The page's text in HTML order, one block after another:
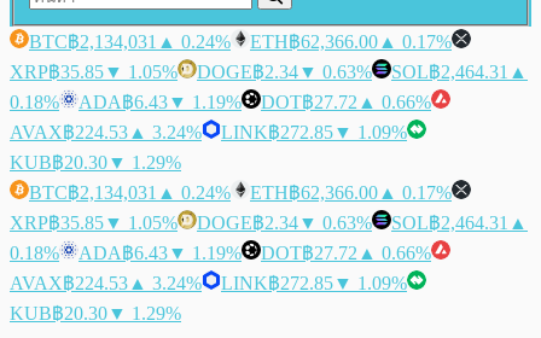
BTC฿2,134,031 ▲ 0.24% ETH฿62,366.00 ▲ 0.17%
XRP฿35.85▼ 1.05% DOGE฿2.34▼ 0.63% SOL฿2,464.31 ▲
0.18%
ADA฿6.43▼ 1.19% DOT฿27.72 ▲ 0.66%
AVAX฿224.53 ▲ 3.24% LINK฿272.85▼ 1.09%
KUB฿20.30▼ 1.29%
BTC฿2,134,031 ▲ 0.24% ETH฿62,366.00 ▲ 0.17%
XRP฿35.85▼ 1.05% DOGE฿2.34▼ 0.63% SOL฿2,464.31 ▲
0.18%
ADA฿6.43▼ 1.19% DOT฿27.72 ▲ 0.66%
AVAX฿224.53 ▲ 3.24% LINK฿272.85▼ 1.09%
KUB฿20.30▼ 1.29%